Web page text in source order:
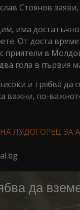
Стоянов
има
От доста
приятели в
гола в първия
и трябва да
важни, по-
ЛУДОГОРЕЦ ЗА